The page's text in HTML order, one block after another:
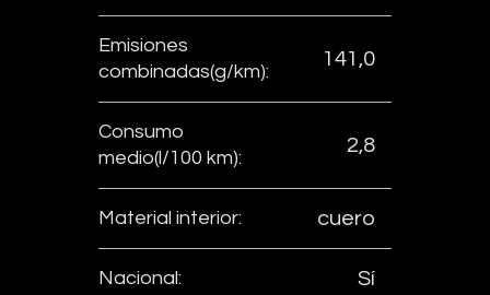
Emisiones
combinadas(g/km):
141,0
Consumo
medio(l/100 km):
2,8
Material interior: cuero
Nacional: Sí